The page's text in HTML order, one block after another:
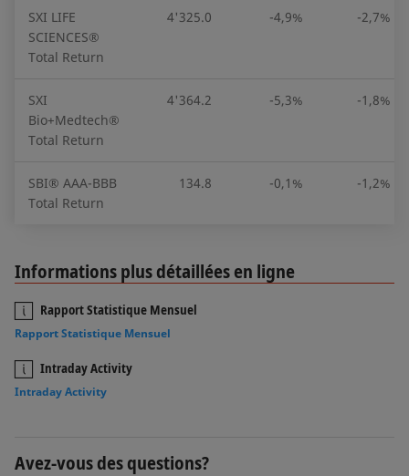
SXI LIFE
SCIENCES®
Total Return
4'325.0 -4,9% -2,7%
SXI
Bio+Medtech®
Total Return
4'364.2 -5,3% -1,8%
SBI® AAA-BBB
Total Return
134.8 -0,1% -1,2%
Informations plus détaillées en ligne
Rapport Statistique Mensuel
Rapport Statistique Mensuel
Intraday Activity
Intraday Activity
Avez-vous des questions?